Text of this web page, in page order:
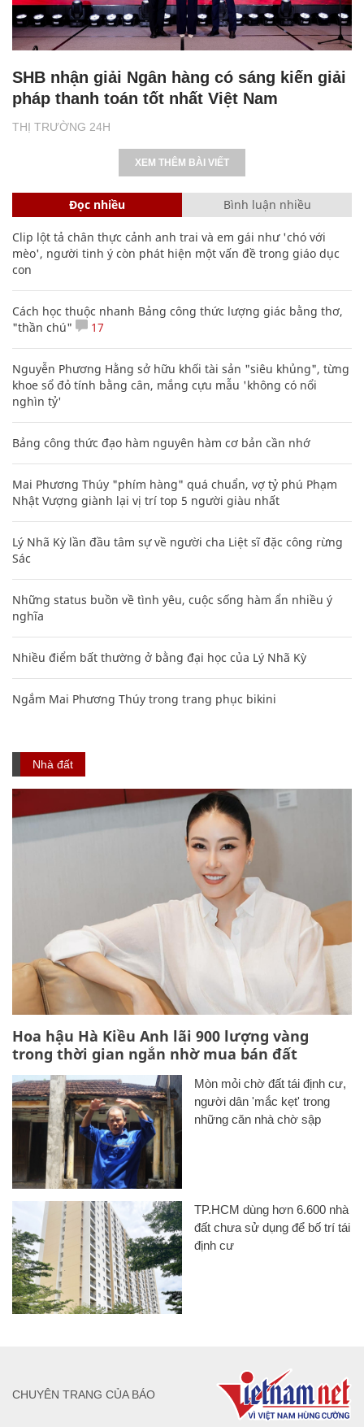
THỊ TRƯỜNG 24H
SHB nhận giải Ngân hàng có sáng kiến giải
pháp thanh toán tốt nhất Việt Nam
XEM THÊM BÀI VIẾT
Đọc nhiều Bình luận nhiều
Clip lột tả chân thực cảnh anh trai và em gái như 'chó với
mèo', người tinh ý còn phát hiện một vấn đề trong giáo dục
con
Cách học thuộc nhanh Bảng công thức lượng giác bằng thơ,
"thần chú"
17
Nguyễn Phương Hằng sở hữu khối tài sản "siêu khủng", từng
khoe sổ đỏ tính bằng cân, mắng cựu mẫu 'không có nổi
nghìn tỷ'
Bảng công thức đạo hàm nguyên hàm cơ bản cần nhớ
Mai Phương Thúy "phím hàng" quá chuẩn, vợ tỷ phú Phạm
Nhật Vượng giành lại vị trí top 5 người giàu nhất
Lý Nhã Kỳ lần đầu tâm sự về người cha Liệt sĩ đặc công rừng
Sác
Những status buồn về tình yêu, cuộc sống hàm ẩn nhiều ý
nghĩa
Nhiều điểm bất thường ở bằng đại học của Lý Nhã Kỳ
Ngắm Mai Phương Thúy trong trang phục bikini
Nhà đất
Hoa hậu Hà Kiều Anh lãi 900 lượng vàng
trong thời gian ngắn nhờ mua bán đất
Mòn mỏi chờ đất tái định cư,
người dân 'mắc kẹt' trong
những căn nhà chờ sập
TP.HCM dùng hơn 6.600 nhà
đất chưa sử dụng để bố trí tái
định cư
CHUYÊN TRANG CỦA BÁO